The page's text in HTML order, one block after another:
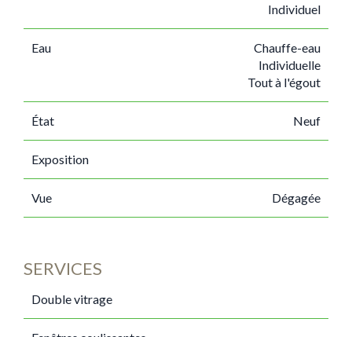
Individuel
Eau
Chauffe-eau
Individuelle
Tout à l'égout
État Neuf
Exposition
Vue Dégagée
SERVICES
Double vitrage